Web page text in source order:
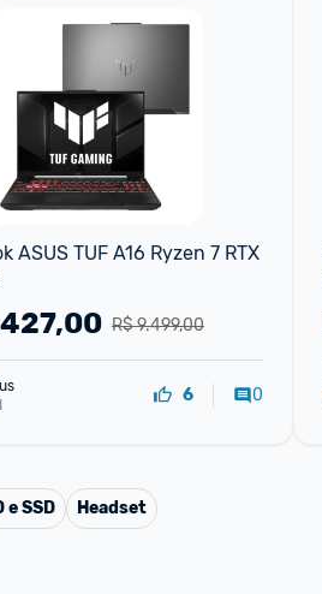
ASUS TUF A16 Ryzen 7 RTX
R$ 9.499,00
6 0
e SSD Headset